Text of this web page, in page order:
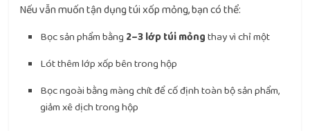
Nếu vẫn muốn tận dụng túi xốp mỏng, bạn có thể:
Bọc sản phẩm bằng 2–3 lớp túi mỏngthay vì chỉ một
Lót thêm lớp xốp bên trong hộp
Bọc ngoài bằng màng chít để cố định toàn bộ sản phẩm,
giảm xê dịch trong hộp